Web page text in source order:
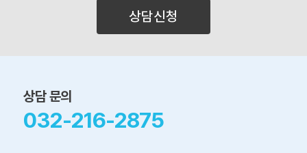
상담신청
상담 문의
032-216-2875